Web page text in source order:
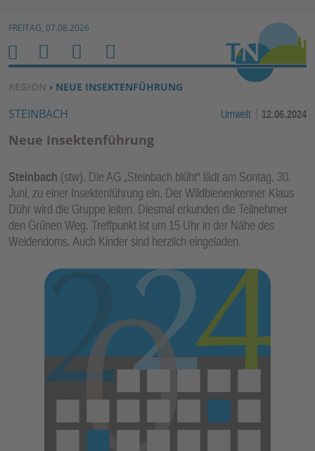
Zum Inhalt springen ↓
FREITAG, 07.08.2026
SIE BEFINDEN SICH HIER:
REGION › NEUE INSEKTENFÜHRUNG
STEINBACH Umwelt 12.06.2024
Neue Insektenführung
Steinbach (stw). Die AG „Steinbach blüht“ lädt am Sontag, 30.
Juni, zu einer Insektenführung ein. Der Wildbienenkenner Klaus
Dühr wird die Gruppe leiten. Diesmal erkunden die Teilnehmer
den Grünen Weg. Treffpunkt ist um 15 Uhr in der Nähe des
Weidendoms. Auch Kinder sind herzlich eingeladen.
H
O
M
E
M
E
N
U
S
U
E
B
E
T
E
R
F
U
N
K
N
E
N